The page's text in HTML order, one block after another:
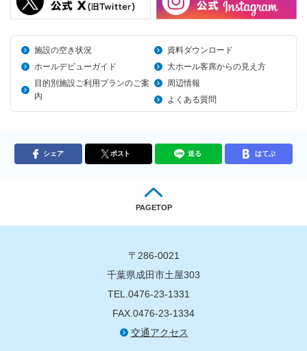
施設の空き状況
資料ダウンロード
ホールデビューガイド
大ホール客席からの見え方
目的別施設ご利用プランのご案
内
周辺情報
よくある質問
シェア ポスト 送る はてぶ
PAGETOP
〒286-0021
千葉県成田市土屋303
TEL.0476-23-1331
FAX.0476-23-1334
交通アクセス